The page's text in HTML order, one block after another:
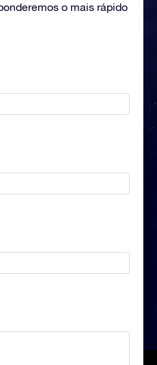
o mais rápido